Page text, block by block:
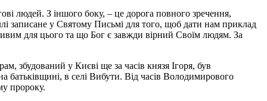
людей. З іншого боку, – це дорога повного зречення,
записане у Святому Письмі для того, щоб дати нам приклад
для цього та що Бог є завжди вірний Своїм людям. За
збудований у Києві ще за часів князя Ігоря, був
батьківщині, в селі Вибути. Від часів Володимирового
пророку.